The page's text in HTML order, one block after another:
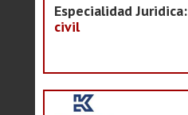
Especialidad Juridica:
civil